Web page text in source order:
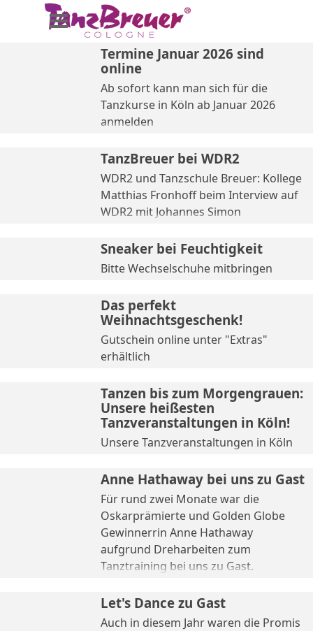
Direkt zum Seiteninhalt
Menü überspringen
Termine Januar 2026 sind
online
Ab sofort kann man sich für die
Tanzkurse in Köln ab Januar 2026
anmelden
TanzBreuer bei WDR2
WDR2 und Tanzschule Breuer: Kollege
Matthias Fronhoff beim Interview auf
WDR2 mit Johannes Simon
Sneaker bei Feuchtigkeit
Bitte Wechselschuhe mitbringen
Das perfekt
Weihnachtsgeschenk!
Gutschein online unter "Extras"
erhältlich
Tanzen bis zum Morgengrauen:
Unsere heißesten
Tanzveranstaltungen in Köln!
Unsere Tanzveranstaltungen in Köln
Anne Hathaway bei uns zu Gast
Für rund zwei Monate war die
Oskarprämierte und Golden Globe
Gewinnerrin Anne Hathaway
aufgrund Dreharbeiten zum
Tanztraining bei uns zu Gast.
Let's Dance zu Gast
Auch in diesem Jahr waren die Promis